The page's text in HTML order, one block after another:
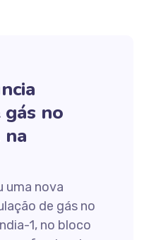
no
na
uma nova
de gás no
1, no bloco